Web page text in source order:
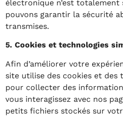
électronique n’est totalement
pouvons garantir la sécurité
transmises.
5. Cookies et technologies
Afin d’améliorer votre
site utilise des cookies et des
pour collecter des
vous interagissez avec nos
petits fichiers stockés sur